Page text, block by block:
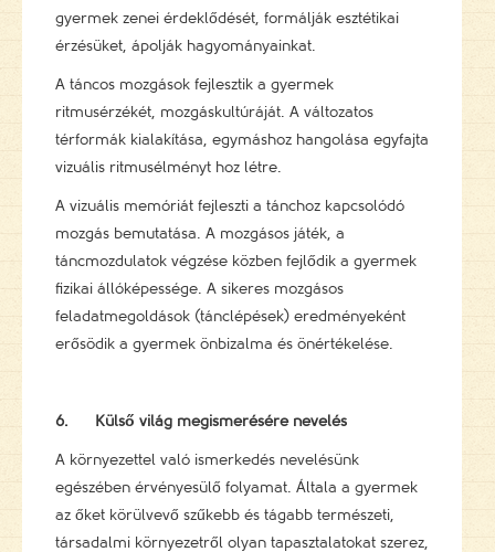
gyermek zenei érdeklődését, formálják esztétikai
érzésüket, ápolják hagyományainkat.
A táncos mozgások fejlesztik a gyermek
ritmusérzékét, mozgáskultúráját. A változatos
térformák kialakítása, egymáshoz hangolása egyfajta
vizuális ritmusélményt hoz létre.
A vizuális memóriát fejleszti a tánchoz kapcsolódó
mozgás bemutatása. A mozgásos játék, a
táncmozdulatok végzése közben fejlődik a gyermek
fizikai állóképessége. A sikeres mozgásos
feladatmegoldások (tánclépések) eredményeként
erősödik a gyermek önbizalma és önértékelése.
6. Külső világ megismerésére nevelés
A környezettel való ismerkedés nevelésünk
egészében érvényesülő folyamat. Általa a gyermek
az őket körülvevő szűkebb és tágabb természeti,
társadalmi környezetről olyan tapasztalatokat szerez,